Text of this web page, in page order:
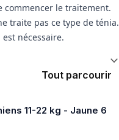
le traitement.
traite pas ce type de ténia.
nécessaire.
Tout parcourir
11-22 kg - Jaune 6